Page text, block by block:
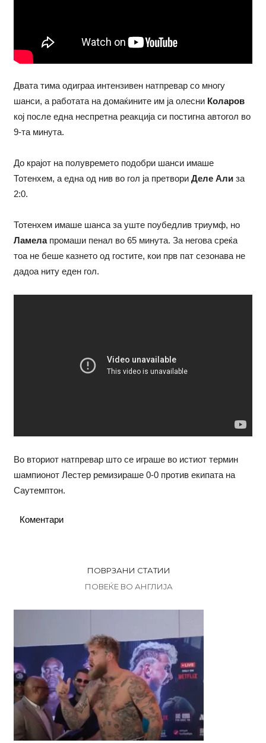
Двата тима одиграа интензивен натпревар со многу
шанси, а работата на домаќините им ја олесни Коларов
кој после една неспретна реакција си постигна автогол во
9-та минута.
До крајот на полувремето подобри шанси имаше
Тотенхем, а една од нив во гол ја претвори Деле Ализа
2:0.
Тотенхем имаше шанса за уште поубедлив триумф, но
Ламелапромаши пенал во 65 минута. За негова среќа
тоа не беше казнето од гостите, кои прв пат сезонава не
дадоа ниту еден гол.
Во вториот натпревар што се играше во истиот термин
шампионот Лестер ремизираше 0-0 против екипата на
Саутемптон.
Коментари
ПОВРЗАНИ СТАТИИ
ПОВЕЌЕ ВО АНГЛИЈА